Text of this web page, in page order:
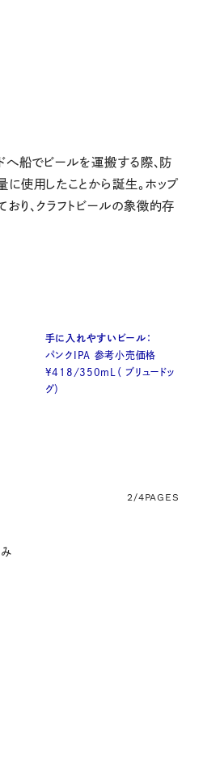
へ船でビールを運搬する際、防
使用したことから誕生。ホップ
り、クラフトビールの象徴的存
手に入れやすいビール：
パンクIPA 参考小売価格
¥418/350mL（ ブリュードッ
グ）
2/4PAGES